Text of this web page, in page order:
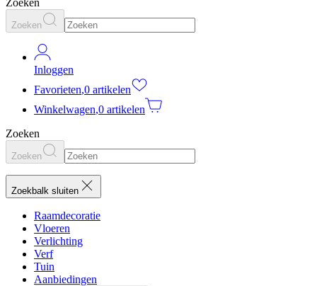
Zoeken
Zoeken
Inloggen
Favorieten,0 artikelen
Winkelwagen,0 artikelen
Zoeken
Zoeken
Zoekbalk sluiten
Raamdecoratie
Vloeren
Verlichting
Verf
Tuin
Aanbiedingen